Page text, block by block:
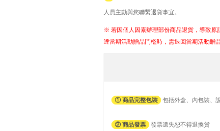
人員主動與您聯繫退貨事宜。
※ 若因個人因素辦理部份商品退貨，導致原
達當期活動贈品門檻時，需退回當期活動贈
① 商品完整包裝 包括外盒、內包裝、
② 商品發票 發票遺失恕不得退換貨